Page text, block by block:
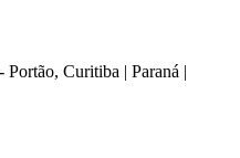
Curitiba | Paraná |